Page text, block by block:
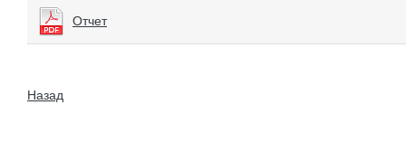
Отчет
Назад